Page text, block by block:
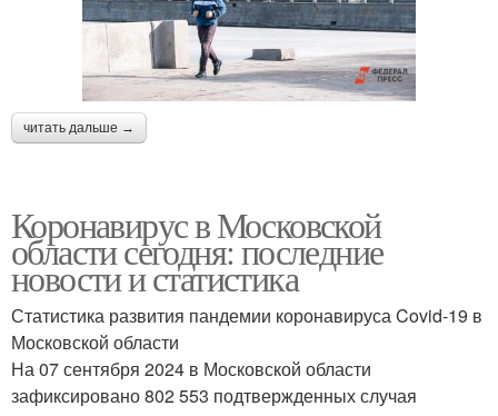
читать дальше →
Коронавирус в Московской
области сегодня: последние
новости и статистика
Статистика развития пандемии коронавируса Covid-19 в
Московской области
На 07 сентября 2024 в Московской области
зафиксировано 802 553 подтвержденных случая